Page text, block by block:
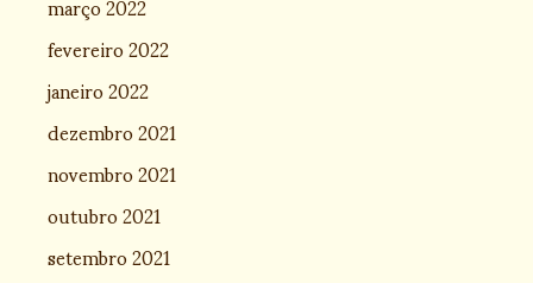
fevereiro 2022
janeiro 2022
dezembro 2021
novembro 2021
outubro 2021
setembro 2021